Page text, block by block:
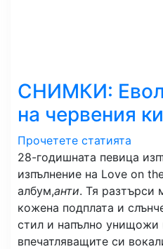
СНИМКИ:
на червения
Прочетете статията
28-годишната певица
изпълнение на Love on
албум,анти. Тя разтърси
кожена подплата и
стил и напълно унищожи
впечатляващите си